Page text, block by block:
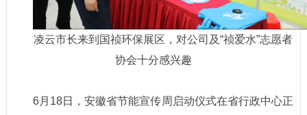
凌云市长来到国祯环保展区，对公司及“祯爱水”志愿者
协会十分感兴趣
6月18日，安徽省节能宣传周启动仪式在省行政中心正